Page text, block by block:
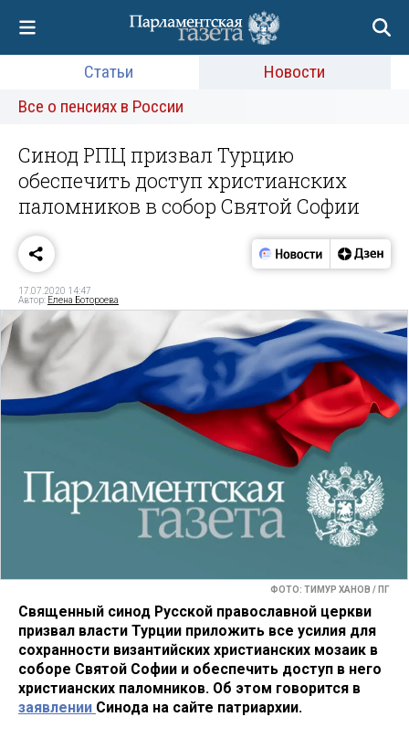
Статьи
Новости
Все о пенсиях в России
Синод РПЦ призвал Турцию
обеспечить доступ христианских
паломников в собор Святой Софии
17.07.2020 14:47
Автор: Елена Ботороева
ФОТО: ТИМУР ХАНОВ / ПГ
Священный синод Русской православной церкви
призвал власти Турции приложить все усилия для
сохранности византийских христианских мозаик в
соборе Святой Софии и обеспечить доступ в него
христианских паломников. Об этом говорится в
заявлении Синода на сайте патриархии.